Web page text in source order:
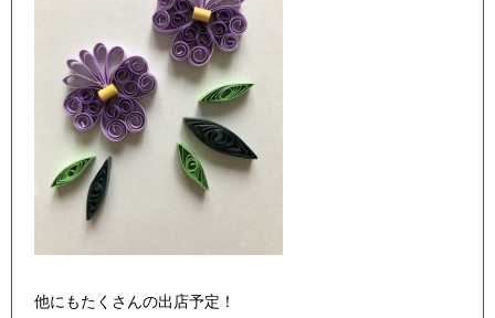
他にもたくさんの出店予定！